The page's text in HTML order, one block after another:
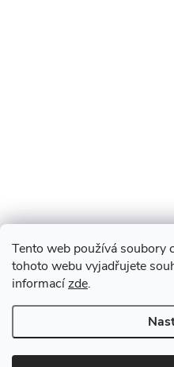
Tento web používá soubory
tohoto webu vyjadřujete
informacízde.